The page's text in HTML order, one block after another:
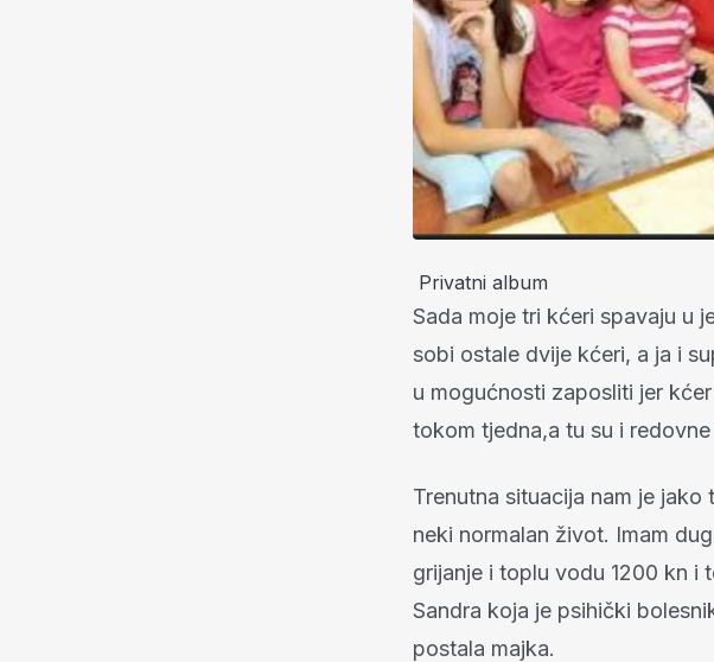
Privatni album
Sada moje tri kćeri spavaju u
sobi ostale dvije kćeri, a ja i
u mogućnosti zaposliti jer
tokom tjedna,a tu su i
Trenutna situacija nam je
neki normalan život. Imam
grijanje i toplu vodu 1200 kn i
Sandra koja je psihički
postala majka.